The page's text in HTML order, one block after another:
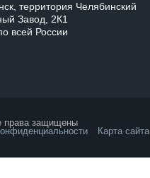
территория Челябинский
Завод, 2К1
всей России
права защищены
Карта сайта